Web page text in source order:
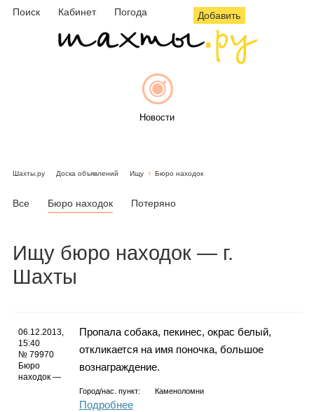
Поиск Кабинет Погода Добавить
Новости
Объявления
Шахты.ру Доска объявлений Ищу Бюро находок
Все Бюро находок Потеряно
Ищу бюро находок— г.
Шахты
06.12.2013,
15:40
№ 79970
Бюро
находок —
Пропала собака, пекинес, окрас белый,
откликается на имя поночка, большое
вознаграждение.
Город/нас. пункт: Каменоломни
Подробнее